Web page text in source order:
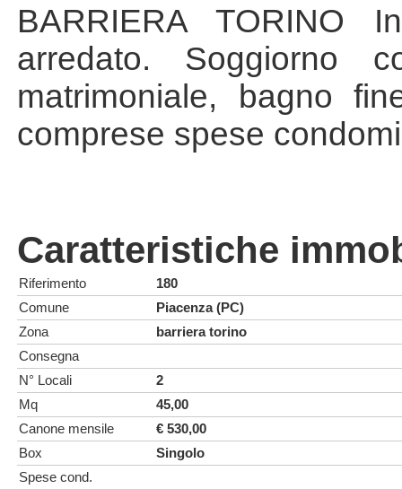
BARRIERA TORINO
arredato. Soggiorno
matrimoniale, bagno
comprese spese
Caratteristiche
Riferimento
180
Comune
Piacenza (PC)
Zona
barriera torino
Consegna
N° Locali
2
Mq
45,00
Canone mensile
€ 530,00
Box
Singolo
Spese cond.